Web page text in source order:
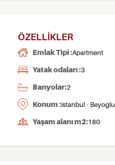
ÖZELLIKLER
Emlak Tipi :Apartment
Yatak odaları :3
Banyolar:2
Konum :Istanbul - Beyoglu
Yaşam alanı m2:180